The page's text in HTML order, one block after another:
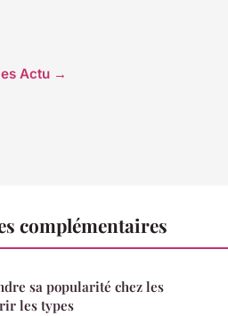
Actu →
complémentaires
sa popularité chez les
les types